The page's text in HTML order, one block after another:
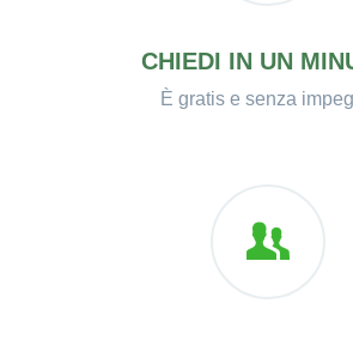
CHIEDI IN UN
È gratis e senza